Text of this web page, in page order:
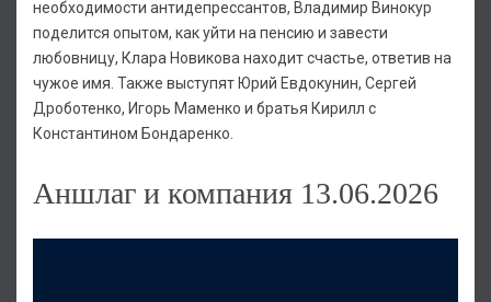
необходимости антидепрессантов, Владимир Винокур
поделится опытом, как уйти на пенсию и завести
любовницу, Клара Новикова находит счастье, ответив на
чужое имя. Также выступят Юрий Евдокунин, Сергей
Дроботенко, Игорь Маменко и братья Кирилл с
Константином Бондаренко.
Аншлаг и компания 13.06.2026